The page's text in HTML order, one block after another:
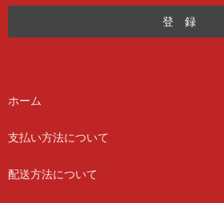
ホーム
支払い方法について
配送方法について